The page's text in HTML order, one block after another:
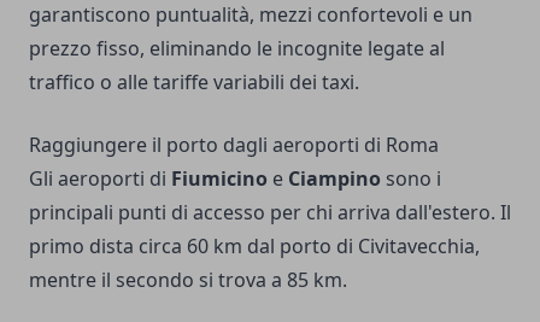
garantiscono puntualità, mezzi confortevoli e un
prezzo fisso, eliminando le incognite legate al
traffico o alle tariffe variabili dei taxi.
Raggiungere il porto dagli aeroporti di Roma
Gli aeroporti di Fiumicino e Ciampino sono i
principali punti di accesso per chi arriva dall'estero. Il
primo dista circa 60 km dal porto di Civitavecchia,
mentre il secondo si trova a 85 km.